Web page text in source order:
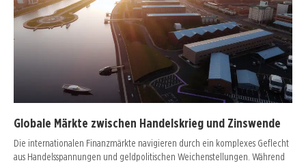
Globale Märkte zwischen Handelskrieg und Zinswende
Die internationalen Finanzmärkte navigieren durch ein komplexes Geflecht
aus Handelsspannungen und geldpolitischen Weichenstellungen. Während